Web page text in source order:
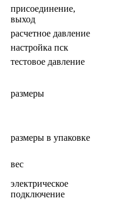
присоединение,
выход
расчетное давление
настройка пск
тестовое давление
размеры
размеры в упаковке
вес
электрическое
подключение